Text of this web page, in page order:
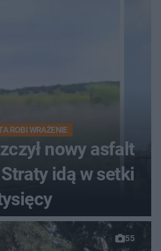
ROBI WRAŻENIE
nowy asfalt
idą w setki
55